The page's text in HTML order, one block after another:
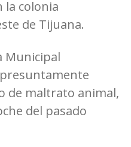
la colonia
de Tijuana.
Municipal
de maltrato animal,
del pasado